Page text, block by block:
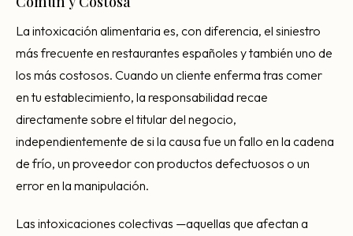
La intoxicación alimentaria es, con diferencia, el siniestro
más frecuente en restaurantes españoles y también uno de
los más costosos. Cuando un cliente enferma tras comer
en tu establecimiento, la responsabilidad recae
directamente sobre el titular del negocio,
independientemente de si la causa fue un fallo en la cadena
de frío, un proveedor con productos defectuosos o un
error en la manipulación.
Las intoxicaciones colectivas —aquellas que afectan a